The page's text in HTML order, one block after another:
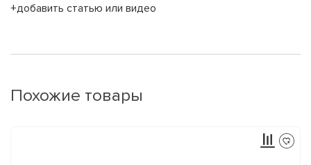
+добавить статью или видео
Похожие товары